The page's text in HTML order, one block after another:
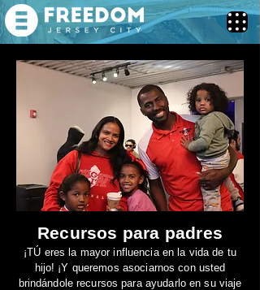
Recursos para padres
¡TÚ eres la mayor influencia en la vida de tu
hijo! ¡Y queremos asociarnos con usted
brindándole recursos para ayudarlo en su viaje